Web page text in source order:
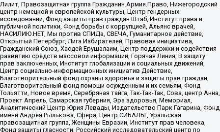
Лилит, Правозащитная группа Гражданин.Армия.Право, Нижегородский
центр немецкой и европейской культуры, Центр гендерных
исследований, Фонд защиты прав граждан Штаб, Институт права и
публичной политики, Фонд борьбы с коррупцией, Альянс врачей,
НАСИЛИЮ.НЕТ, Мы против СПИДа, СВЕЧА, Гуманитарное действие,
Открытый Петербург, Лига Избирателей, Правовая инициатива,
Гражданский Союз, Хасдей Ерушалаим, Центр поддержки и содействия
развитию средств массовой информации, Горячая Линия, В защиту
прав заключенных, Институт глобализации и социальных движений,
Центр социально-информационных инициатив Действие,
Благотворительный фонд охраны здоровья и защиты прав граждан,
Благотворительный фонд помощи осужденным и их семьям, Фонд
Тольятти, Новое время, Серебряная тайга, Так-Так-Так, Сова, центр Анна,
Проект Апрель, Самарская губерния, Эра здоровья, Мемориал,
Аналитический Центр Юрия Левады, Издательство Парк Гагарина, Фонд
имени Андрея Рылькова, Сфера, Центр СИБАЛЬТ, Уральская
правозащитная группа, Женщины Евразии, Институт прав человека,
Фонд защиты гласности, Российский исследовательский центр по